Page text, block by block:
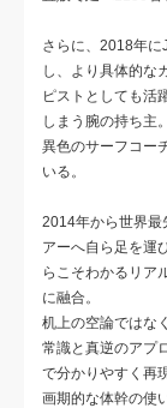
さらに、2018年
し、より具体的な
ピストとしても活
しまう腕の持ち主
異色のサーフコー
いる。
2014年から世界最
アーへ自ら足を運
らこそわかるリア
に融合。
机上の空論ではな
常識と真逆のアプ
で分かりやすく再
画期的な体幹の使